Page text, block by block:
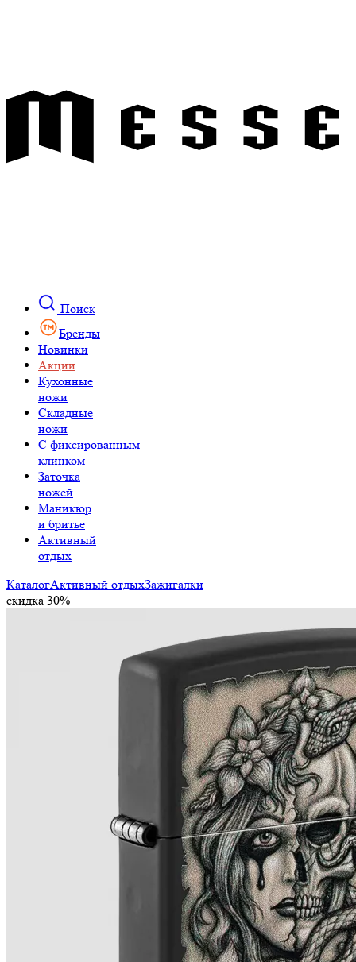
Поиск
Бренды
Новинки
Акции
Кухонные
ножи
Складные
ножи
C фиксированным
клинком
Заточка
ножей
Маникюр
и бритье
Активный
отдых
КаталогАктивный отдыхЗажигалки
скидка 30%